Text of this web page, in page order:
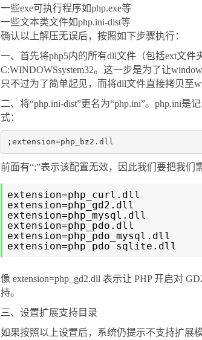
一些exe可执行程序如php.exe等
一些文本类文件如php.ini-dist等
确认以上解压无误后，按照如下步骤执行：
一、首先将php5内的所有dll文件（包括ext文件
C:WINDOWSsystem32。这一步是为了让
只不过为了简单起见，而将dll文件直接拷贝至
二、将“php.ini-dist”更名为“php.ini”。php.ini
式：
前面有“;”表示该配置无效，因此我们要把我们
extension=php_curl.dll
extension=php_gd2.dll
extension=php_mysql.dll
extension=php_pdo.dll
extension=php_pdo_mysql.dll
extension=php_pdo_sqlite.dll
像 extension=php_gd2.dll 表示让 PHP 开启对
持。
三、设置扩展支持目录
如果按照以上设置后，系统仍提示不支持扩展